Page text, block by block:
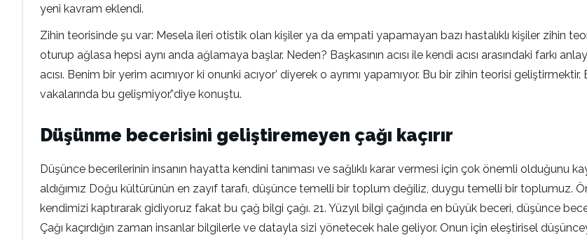
yeni kavram eklendi.
Zihin teorisinde şu var: Mesela ileri otistik olan kişiler ya da empati yapamayan bazı hastalıklı kişiler zihin
oturup ağlasa hepsi aynı anda ağlamaya başlar. Neden? Başkasının acısı ile kendi acısı arasındaki farkı
acısı. Benim bir yerim acımıyor ki onunki acıyor’ diyerek o ayrımı yapamıyor. Bu bir zihin teorisi
vakalarında bu gelişmiyor.”diye konuştu.
Düşünme becerisini geliştiremeyen çağı kaçırır
Düşünce becerilerinin insanın hayatta kendini tanıması ve sağlıklı karar vermesi için çok önemli olduğunu
aldığımız Doğu kültürünün en zayıf tarafı, düşünce temelli bir toplum değiliz, duygu temelli bir toplumuz.
kendimizi kaptırarak gidiyoruz fakat bu çağ bilgi çağı. 21. Yüzyıl bilgi çağında en büyük beceri, düşünce
Çağı kaçırdığın zaman insanlar bilgilerle ve datayla sizi yönetecek hale geliyor. Onun için eleştirisel